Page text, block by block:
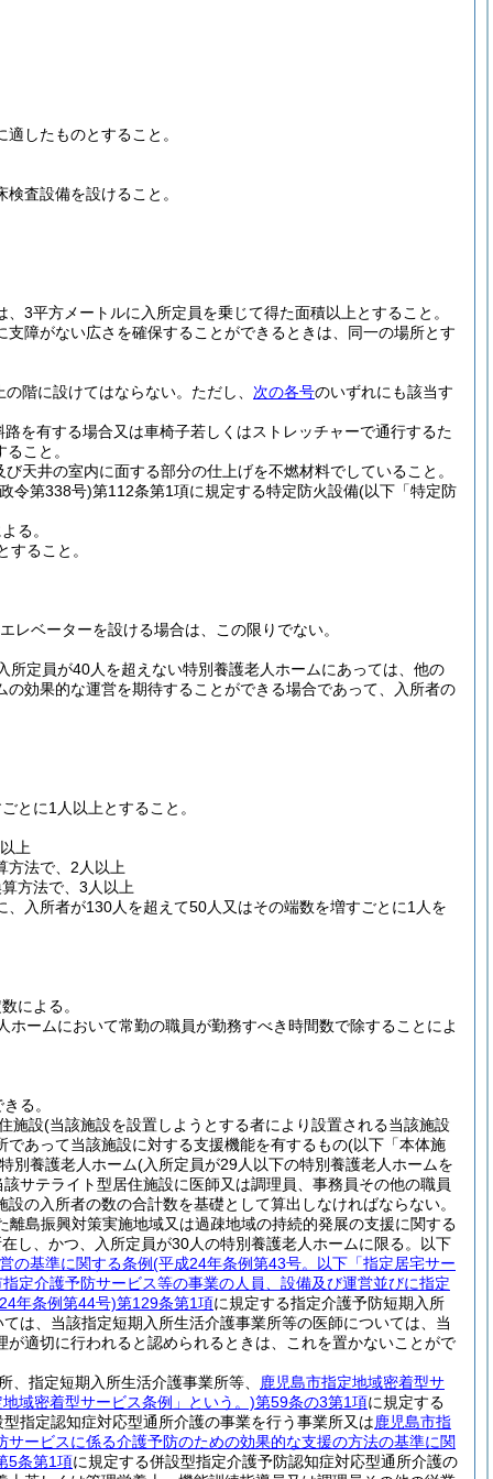
したものとすること。
査設備を設けること。
3平方メートルに入所定員を乗じて得た面積以上とすること。
障がない広さを確保することができるときは、同一の場所とす
階に設けてはならない。 ただし、 次の各号のいずれにも該当す
を有する場合又は車椅子若しくはストレッチャーで通行するた
ること。
天井の室内に面する部分の仕上げを不燃材料でしていること。
令第338号)第112条第1項に規定する特定防火設備(以下「特定防
る。
ること。
レベーターを設ける場合は、この限りでない。
所定員が40人を超えない特別養護老人ホームにあっては、他の
効果的な運営を期待することができる場合であって、入所者の
とに1人以上とすること。
上
方法で、2人以上
方法で、3人以上
入所者が130人を超えて50人又はその端数を増すごとに1人を
による。
ームにおいて常勤の職員が勤務すべき時間数で除することによ
る。
施設(当該施設を設置しようとする者により設置される当該施設
あって当該施設に対する支援機能を有するもの(以下「本体施
別養護老人ホーム(入所定員が29人以下の特別養護老人ホームを
サテライト型居住施設に医師又は調理員、事務員その他の職員
の入所者の数の合計数を基礎として算出しなければならない。
離島振興対策実施地域又は過疎地域の持続的発展の支援に関する
し、かつ、入所定員が30人の特別養護老人ホームに限る。以下
の基準に関する条例(平成24年条例第43号。以下「指定居宅サー
指定介護予防サービス等の事業の人員、設備及び運営並びに指定
年条例第44号)第129条第1項に規定する指定介護予防短期入所
は、当該指定短期入所生活介護事業所等の医師については、当
適切に行われると認められるときは、これを置かないことがで
、指定短期入所生活介護事業所等、
鹿児島市指定地域密着型サ
域密着型サービス条例」という。)第59条の3第1項に規定する
指定認知症対応型通所介護の事業を行う事業所又は鹿児島市指
ービスに係る介護予防のための効果的な支援の方法の基準に関
5条第1項に規定する併設型指定介護予防認知症対応型通所介護の